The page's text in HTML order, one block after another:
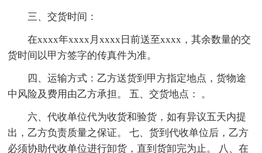
三、交货时间：
在xxxx年xxxx月xxxx日前送至xxxx，其余数量的交
货时间以甲方签字的传真件为准。
四、运输方式：乙方送货到甲方指定地点，货物途
中风险及费用由乙方承担。 五、交货地点： 。
六、代收单位代为收货和验货，如有异议五天内提
出，乙方负责质量之保证。 七、货到代收单位后，乙方
必须协助代收单位进行卸货，直到货卸完为止。 八、在